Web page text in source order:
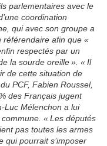
parlementaires avec le
coordination
qui avec son groupe a
référendaire afin que «
respectés par un
la sourde oreille » « Il
de cette situation de
PCF, Fabien Roussel,
des Français jugent
Luc Mélenchon a lui
« Les députés
pas toutes les armes
qui pourrait s’imposer